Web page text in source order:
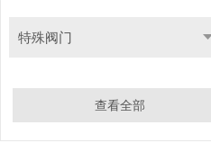
特殊阀门
查看全部